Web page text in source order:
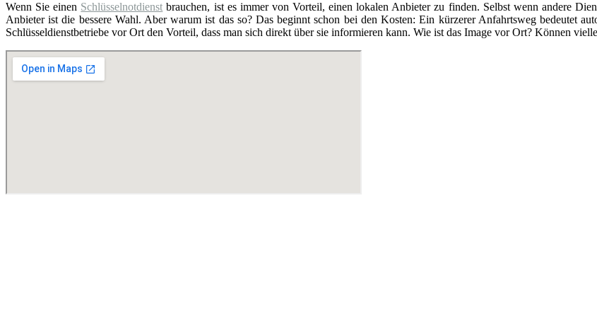
Wenn Sie einen Schlüsselnotdienst brauchen, ist es immer von Vorteil, einen lokalen Anbieter zu finden. Selbst wenn andere
Anbieter ist die bessere Wahl. Aber warum ist das so? Das beginnt schon bei den Kosten: Ein kürzerer Anfahrtsweg bedeutet
Schlüsseldienstbetriebe vor Ort den Vorteil, dass man sich direkt über sie informieren kann. Wie ist das Image vor Ort? Können